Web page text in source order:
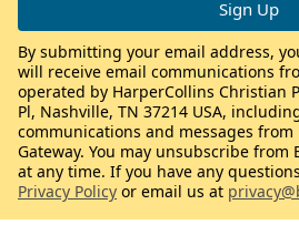
By submitting your email address,
will receive email communications
operated by HarperCollins Christian
Pl, Nashville, TN 37214 USA,
communications and messages
Gateway. You may unsubscribe from
at any time. If you have any
Privacy Policy or email us at